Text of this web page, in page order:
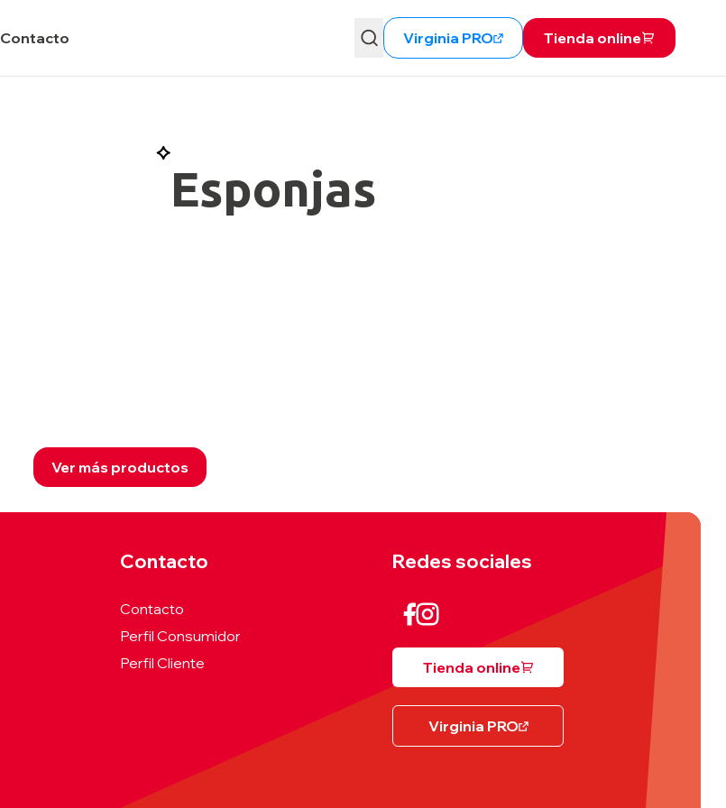
Contacto Virginia PRO Tienda online
Esponjas
Ver más productos
Contacto
Contacto
Perfil Consumidor
Perfil Cliente
Redes sociales
Tienda online
Virginia PRO